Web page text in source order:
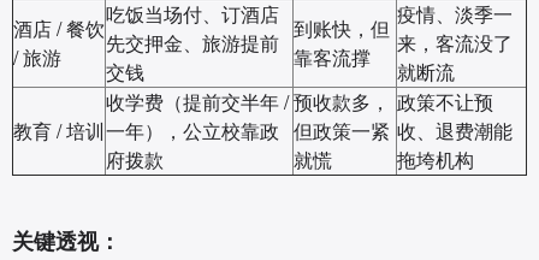
酒店 / 餐饮
/ 旅游
吃饭当场付、订酒店
先交押金、旅游提前
交钱
到账快，但
靠客流撑
疫情、淡季一
来，客流没了
就断流
教育 / 培训
收学费（提前交半年 /
一年），公立校靠政
府拨款
预收款多，
但政策一紧
就慌
政策不让预
收、退费潮能
拖垮机构
关键透视：